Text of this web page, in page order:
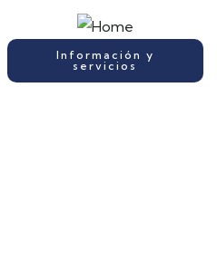
Información y
servicios